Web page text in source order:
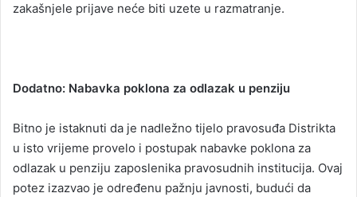
zakašnjele prijave neće biti uzete u razmatranje.
Dodatno: Nabavka poklona za odlazak u penziju
Bitno je istaknuti da je nadležno tijelo pravosuđa Distrikta
u isto vrijeme provelo i postupak nabavke poklona za
odlazak u penziju zaposlenika pravosudnih institucija. Ovaj
potez izazvao je određenu pažnju javnosti, budući da